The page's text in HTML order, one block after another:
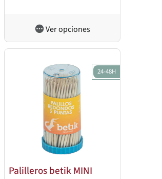
Ver opciones
24-48H
Palilleros betik MINI